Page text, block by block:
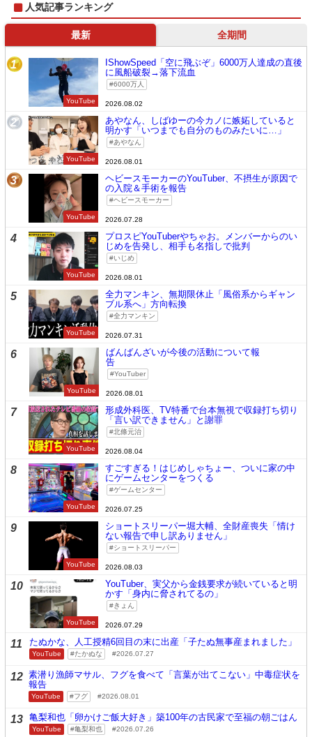
人気記事ランキング
最新 全期間
1
YouTube
IShowSpeed「空に飛ぶぞ」6000万人達成の直後
に風船破裂→落下流血
6000万人
2026.08.02
2
YouTube
あやなん、しばゆーの今カノに嫉妬していると
明かす「いつまでも自分のものみたいに…」
あやなん
2026.08.01
3
YouTube
ヘビースモーカーのYouTuber、不摂生が原因で
の入院＆手術を報告
ヘビースモーカー
2026.07.28
4
YouTube
プロスピYouTuberやちゃお。メンバーからのい
じめを告発し、相手も名指しで批判
いじめ
2026.08.01
5
YouTube
全力マンキン、無期限休止「風俗系からギャン
ブル系へ」方向転換
全力マンキン
2026.07.31
6
YouTube
ばんばんざいが今後の活動について報
告
YouTuber
2026.08.01
7
YouTube
形成外科医、TV特番で台本無視で収録打ち切り
「言い訳できません」と謝罪
北條元治
2026.08.04
8
YouTube
すごすぎる！はじめしゃちょー、ついに家の中
にゲームセンターをつくる
ゲームセンター
2026.07.25
9
YouTube
ショートスリーパー堀大輔、全財産喪失「情け
ない報告で申し訳ありません」
ショートスリーパー
2026.08.03
10
YouTube
YouTuber、実父から金銭要求が続いていると明
かす「身内に脅されてるの」
きょん
2026.07.29
11 たぬかな、人工授精6回目の末に出産「子たぬ無事産まれました」
YouTube たかぬな 2026.07.27
12 素潜り漁師マサル、フグを食べて「言葉が出てこない」中毒症状を
報告
YouTube フグ 2026.08.01
13 亀梨和也「卵かけご飯大好き」築100年の古民家で至福の朝ごはん
YouTube 亀梨和也 2026.07.26